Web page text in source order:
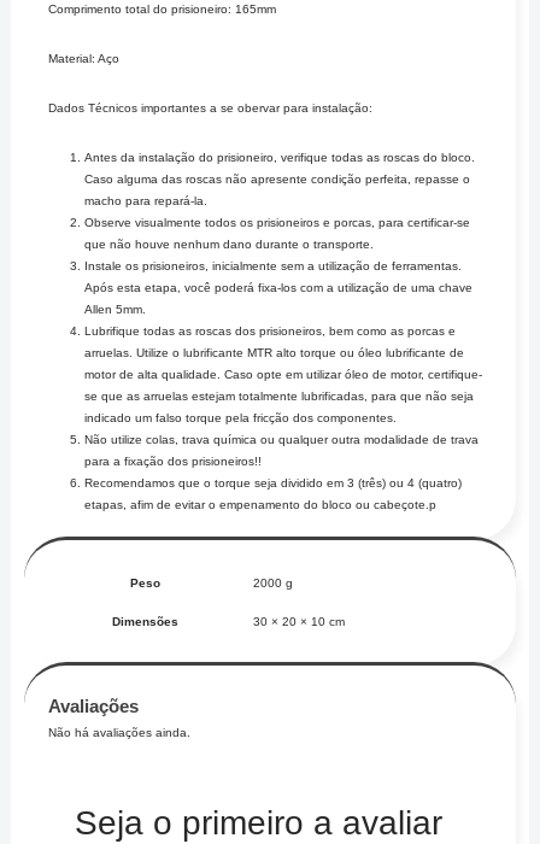
Comprimento total do prisioneiro: 165mm
Material: Aço
Dados Técnicos importantes a se obervar para instalação:
Antes da instalação do prisioneiro, verifique todas as roscas do bloco.
Caso alguma das roscas não apresente condição perfeita, repasse o
macho para repará-la.
Observe visualmente todos os prisioneiros e porcas, para certificar-se
que não houve nenhum dano durante o transporte.
Instale os prisioneiros, inicialmente sem a utilização de ferramentas.
Após esta etapa, você poderá fixa-los com a utilização de uma chave
Allen 5mm.
Lubrifique todas as roscas dos prisioneiros, bem como as porcas e
arruelas. Utilize o lubrificante MTR alto torque ou óleo lubrificante de
motor de alta qualidade. Caso opte em utilizar óleo de motor, certifique-
se que as arruelas estejam totalmente lubrificadas, para que não seja
indicado um falso torque pela fricção dos componentes.
Não utilize colas, trava química ou qualquer outra modalidade de trava
para a fixação dos prisioneiros!!
Recomendamos que o torque seja dividido em 3 (três) ou 4 (quatro)
etapas, afim de evitar o empenamento do bloco ou cabeçote.p
Peso 2000 g
Dimensões 30 × 20 × 10 cm
Avaliações
Não há avaliações ainda.
Seja o primeiro a avaliar